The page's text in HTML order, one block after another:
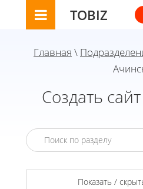
TOBIZ
Главная \
Создать
Показать /